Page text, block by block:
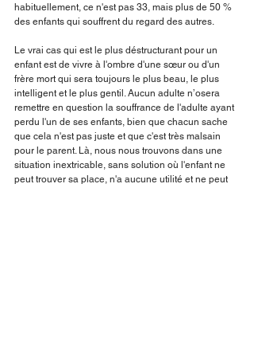
habituellement, ce n'est pas 33, mais plus de 50 %
des enfants qui souffrent du regard des autres.
Le vrai cas qui est le plus déstructurant pour un
enfant est de vivre à l'ombre d'une sœur ou d'un
frère mort qui sera toujours le plus beau, le plus
intelligent et le plus gentil. Aucun adulte n’osera
remettre en question la souffrance de l'adulte ayant
perdu l'un de ses enfants, bien que chacun sache
que cela n'est pas juste et que c'est très malsain
pour le parent. Là, nous nous trouvons dans une
situation inextricable, sans solution où l'enfant ne
peut trouver sa place, n'a aucune utilité et ne peut